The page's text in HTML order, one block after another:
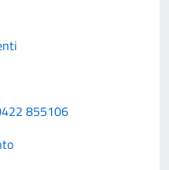
855106